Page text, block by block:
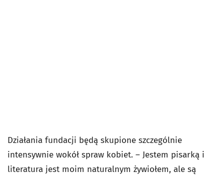
Działania fundacji będą skupione szczególnie
intensywnie wokół spraw kobiet. – Jestem pisarką i
literatura jest moim naturalnym żywiołem, ale są